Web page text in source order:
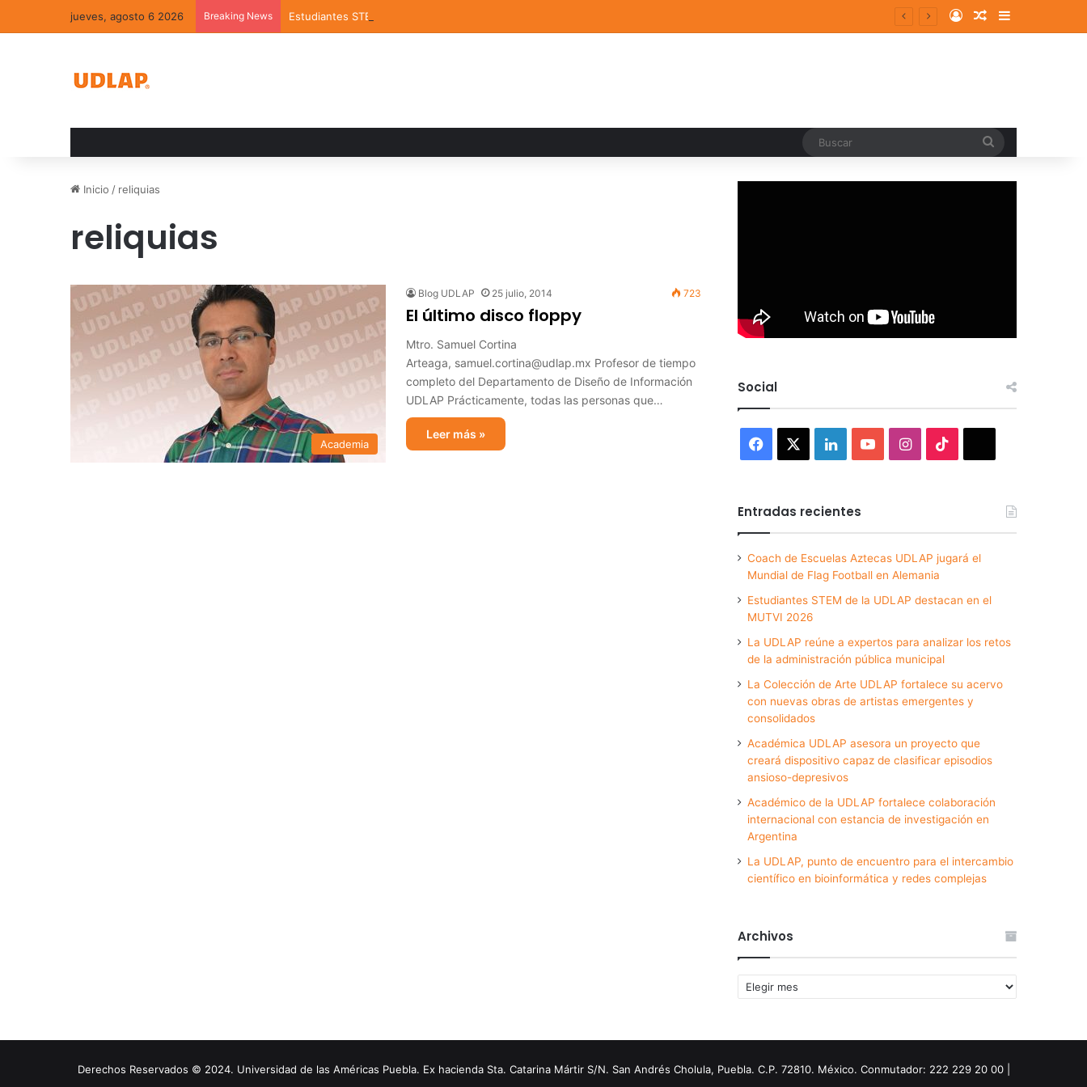
jueves, agosto 6 2026 Breaking News Estudiantes STEM de la UDLAP destacan en el MUTVI 2026 Log InRandom Article
Sidebar
Inicio / reliquias
reliquias
Academia
Blog UDLAP 25 julio, 2014 723
El último disco floppy
Mtro. Samuel Cortina
Arteaga, samuel.cortina@udlap.mx Profesor de tiempo
completo del Departamento de Diseño de Información
UDLAP Prácticamente, todas las personas que…
Leer más »
Social
Facebook LinkedInYouTubeInstagram
Entradas recientes
Coach de Escuelas Aztecas UDLAP jugará el
Mundial de Flag Football en Alemania
Estudiantes STEM de la UDLAP destacan en el
MUTVI 2026
La UDLAP reúne a expertos para analizar los retos
de la administración pública municipal
La Colección de Arte UDLAP fortalece su acervo
con nuevas obras de artistas emergentes y
consolidados
Académica UDLAP asesora un proyecto que
creará dispositivo capaz de clasificar episodios
ansioso-depresivos
Académico de la UDLAP fortalece colaboración
internacional con estancia de investigación en
Argentina
La UDLAP, punto de encuentro para el intercambio
científico en bioinformática y redes complejas
Archivos
Archivos
Derechos Reservados © 2024. Universidad de las Américas Puebla. Ex hacienda Sta. Catarina Mártir S/N. San Andrés Cholula, Puebla. C.P. 72810. México. Conmutador: 222 229 20 00 |